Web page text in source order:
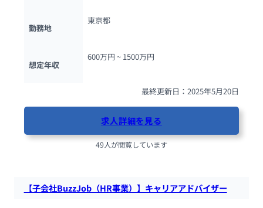
勤務地
東京都
想定年収
600万円 ~ 1500万円
最終更新日：2025年5月20日
求人詳細を見る
49人が閲覧しています
【子会社BuzzJob（HR事業）】キャリアアドバイザー